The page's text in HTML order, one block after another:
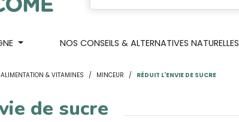
NOS CONSEILS & ALTERNATIVES NATURELLES
& VITAMINES MINCEUR RÉDUIT L'ENVIE DE SUCRE
de sucre